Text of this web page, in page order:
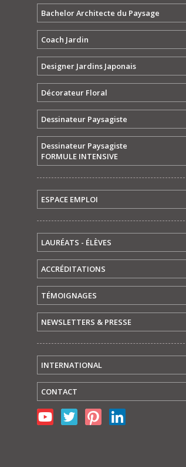
Bachelor Architecte du Paysage
Coach Jardin
Designer Jardins Japonais
Décorateur Floral
Dessinateur Paysagiste
Dessinateur Paysagiste
FORMULE INTENSIVE
ESPACE EMPLOI
LAURÉATS - ÉLÈVES
ACCRÉDITATIONS
TÉMOIGNAGES
NEWSLETTERS & PRESSE
INTERNATIONAL
CONTACT